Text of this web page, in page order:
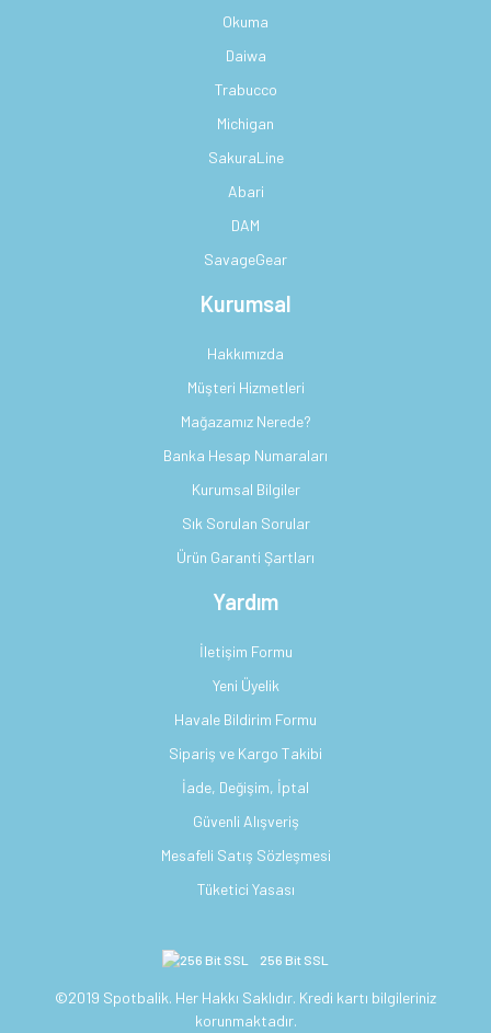
Okuma
Daiwa
Trabucco
Michigan
SakuraLine
Abari
DAM
SavageGear
Kurumsal
Hakkımızda
Müşteri Hizmetleri
Mağazamız Nerede?
Banka Hesap Numaraları
Kurumsal Bilgiler
Sık Sorulan Sorular
Ürün Garanti Şartları
Yardım
İletişim Formu
Yeni Üyelik
Havale Bildirim Formu
Sipariş ve Kargo Takibi
İade, Değişim, İptal
Güvenli Alışveriş
Mesafeli Satış Sözleşmesi
Tüketici Yasası
256 Bit SSL
©2019 Spotbalik. Her Hakkı Saklıdır. Kredi kartı bilgileriniz
korunmaktadır.